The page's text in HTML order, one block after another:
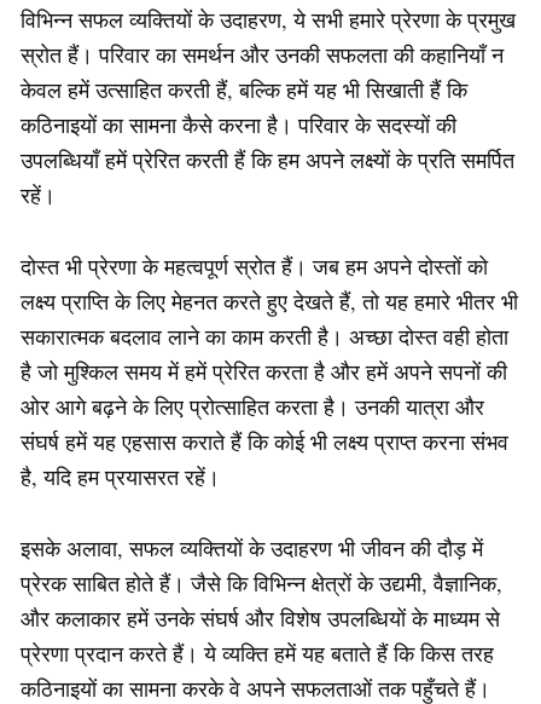
विभिन्न सफल व्यक्तियों के उदाहरण, ये सभी हमारे प्रेरणा के प्रमुख
स्रोत हैं। परिवार का समर्थन और उनकी सफलता की कहानियाँ न
केवल हमें उत्साहित करती हैं, बल्कि हमें यह भी सिखाती हैं कि
कठिनाइयों का सामना कैसे करना है। परिवार के सदस्यों की
उपलब्धियाँ हमें प्रेरित करती हैं कि हम अपने लक्ष्यों के प्रति समर्पित
रहें।
दोस्त भी प्रेरणा के महत्वपूर्ण स्रोत हैं। जब हम अपने दोस्तों को
लक्ष्य प्राप्ति के लिए मेहनत करते हुए देखते हैं, तो यह हमारे भीतर भी
सकारात्मक बदलाव लाने का काम करती है। अच्छा दोस्त वही होता
है जो मुश्किल समय में हमें प्रेरित करता है और हमें अपने सपनों की
ओर आगे बढ़ने के लिए प्रोत्साहित करता है। उनकी यात्रा और
संघर्ष हमें यह एहसास कराते हैं कि कोई भी लक्ष्य प्राप्त करना संभव
है, यदि हम प्रयासरत रहें।
इसके अलावा, सफल व्यक्तियों के उदाहरण भी जीवन की दौड़ में
प्रेरक साबित होते हैं। जैसे कि विभिन्न क्षेत्रों के उद्यमी, वैज्ञानिक,
और कलाकार हमें उनके संघर्ष और विशेष उपलब्धियों के माध्यम से
प्रेरणा प्रदान करते हैं। ये व्यक्ति हमें यह बताते हैं कि किस तरह
कठिनाइयों का सामना करके वे अपने सफलताओं तक पहुँचते हैं।